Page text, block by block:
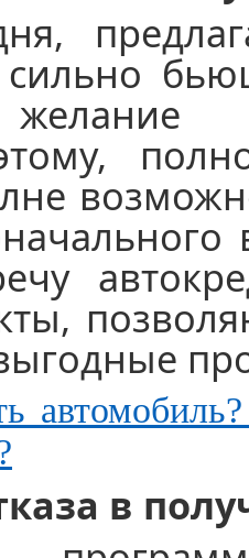
сильно
в